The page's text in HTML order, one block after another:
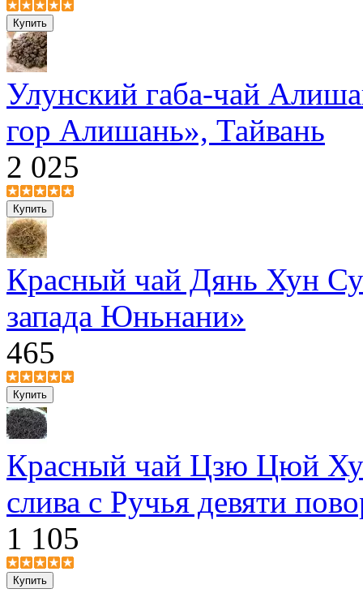
Улунский габа-чай
гор Алишань», Тайвань
2 025
Красный чай Дянь Хун
запада Юньнани»
465
Красный чай Цзю Цюй
слива с Ручья девяти
1 105